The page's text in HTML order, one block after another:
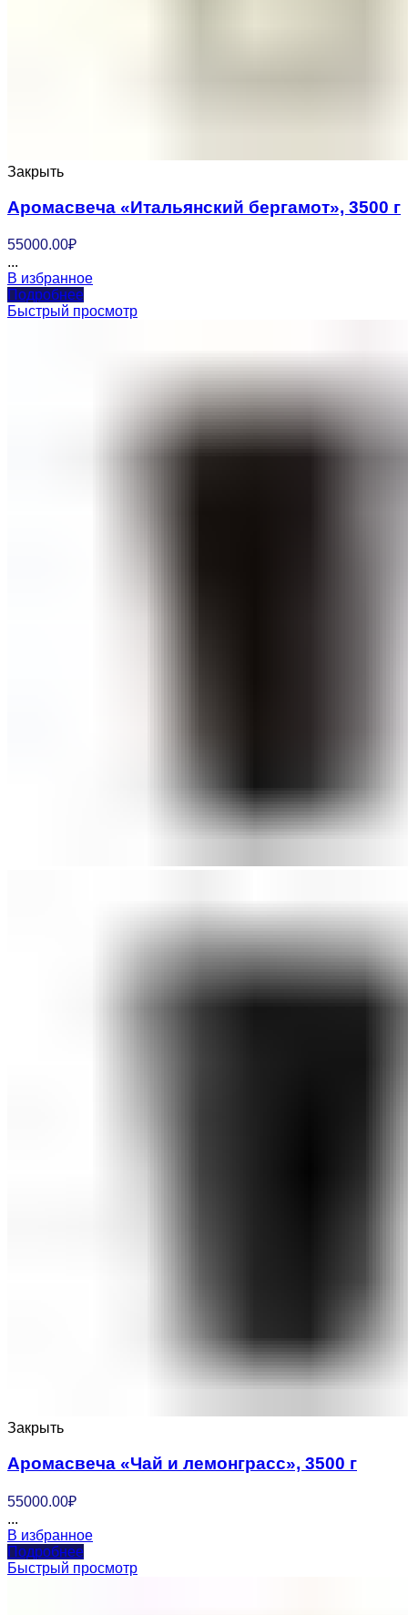
Закрыть
Аромасвеча «Итальянский бергамот», 3500 г
55000.00₽
...
В избранное
Подробнее
Быстрый просмотр
Закрыть
Аромасвеча «Чай и лемонграсс», 3500 г
55000.00₽
...
В избранное
Подробнее
Быстрый просмотр